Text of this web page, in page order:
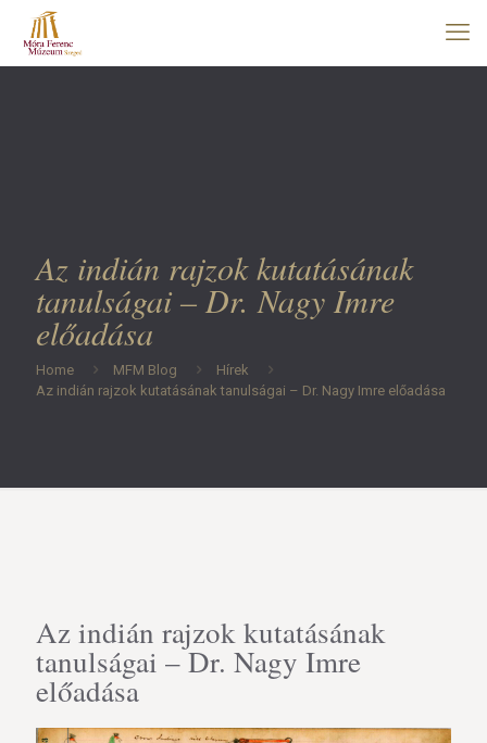
Az indián rajzok kutatásának
tanulságai – Dr. Nagy Imre
előadása
Home MFM Blog
Hírek
Az indián rajzok kutatásának tanulságai – Dr. Nagy Imre előadása
Az indián rajzok kutatásának
tanulságai – Dr. Nagy Imre
előadása